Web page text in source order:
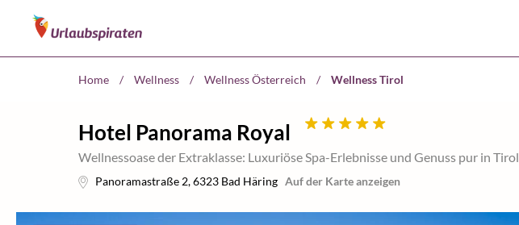
Home / Wellness / Wellness Österreich / Wellness Tirol
Hotel Panorama Royal
Wellnessoase der Extraklasse: Luxuriöse Spa-Erlebnisse und Genuss pur in Tirol
Panoramastraße 2,6323 Bad Häring Auf der Karte anzeigen